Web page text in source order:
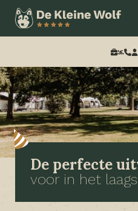
De perfecte
voor in het